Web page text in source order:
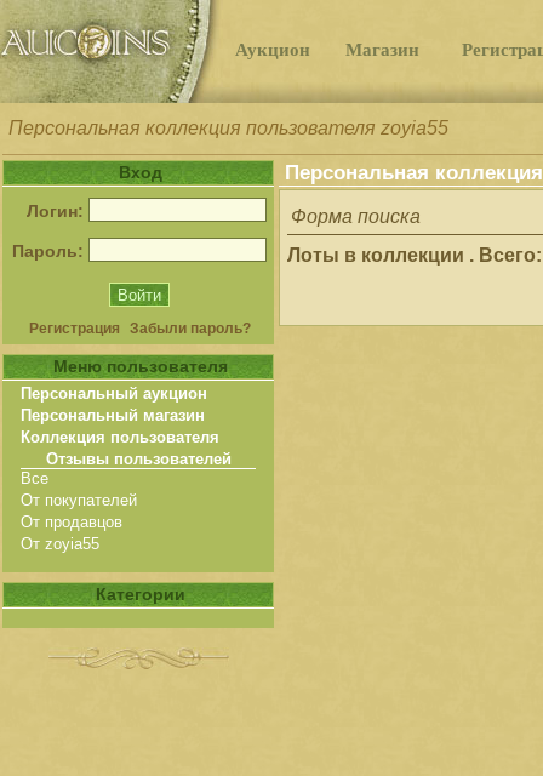
Аукцион Магазин
Персональная коллекция пользователя zoyia55
Вход
Логин:
Пароль:
Регистрация Забыли пароль?
Меню пользователя
Персональный аукцион
Персональный магазин
Коллекция пользователя
Отзывы пользователей
Все
От покупателей
От продавцов
От zoyia55
Категории
Персональная
Форма поиска
Лоты в коллекции .